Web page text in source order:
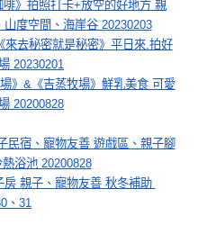
》拍照打卡+放空的好地方 親
度空間、海崖谷 20230203
去秘密就是秘密》平日來,拍好
20230201
》&《吉蒸牧場》鮮乳美食 可愛
20200828
民宿、寵物友善 遊戲區、親子腳
浴池 20200828
親子、寵物友善 秋冬補助
、31